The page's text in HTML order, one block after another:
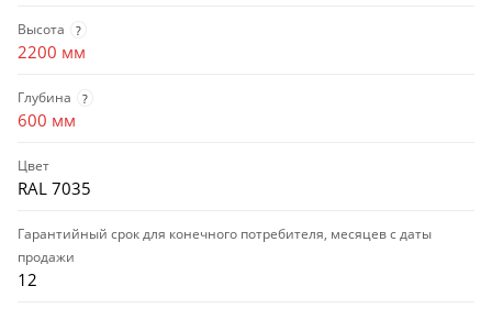
Высота ?
2200 мм
Глубина ?
600 мм
Цвет
RAL 7035
Гарантийный срок для конечного потребителя, месяцев с даты
продажи
12